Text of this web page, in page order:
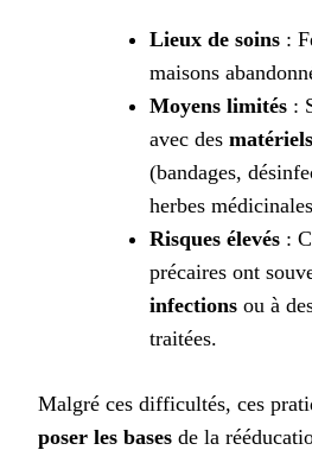
Lieux de soins :
maisons
Moyens limités :
avec des
(bandages,
herbes
Risques élevés :
précaires ont
infections ou à
traitées.
Malgré ces difficultés, ces
poser les bases de la